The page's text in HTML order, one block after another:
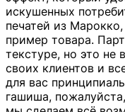
искушенных
печатей из
пример товара.
текстуре, но это не
своих клиентов и
для вас
гашиша,